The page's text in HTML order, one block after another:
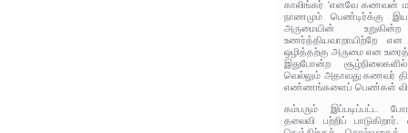
காலிங்கர் 'எனவே கணவன்
நாணமும் பெண்டிர்க்கு
அருமையின்
உணர்த்தியவாறாயிற்றே
ஒழித்தற்கு அருமை என
இதுபோன்ற
வெல்லும் அதாவது கணவர்
எண்ணங்களைப் பெண்கள்
கம்பரும் இப்படிப்பட்ட
தலைவி பற்றிப்